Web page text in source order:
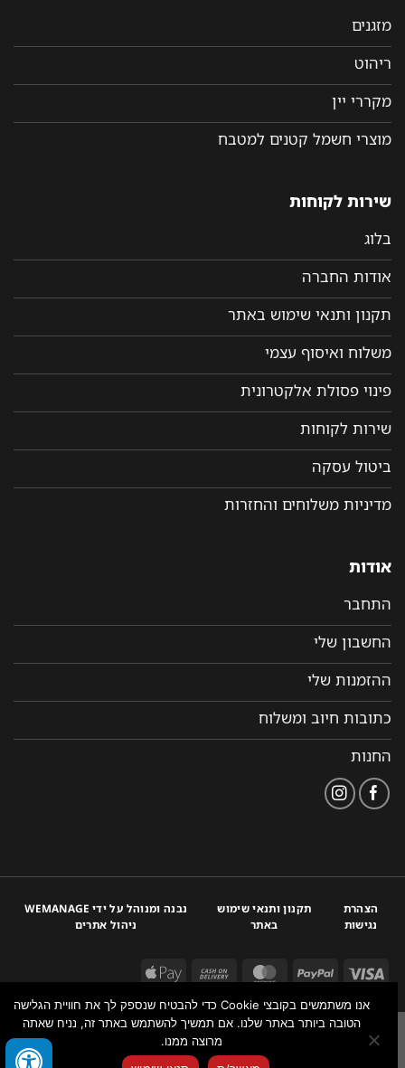
מזגנים
ריהוט
מקררי יין
מוצרי חשמל קטנים למטבח
שירות לקוחות
בלוג
אודות החברה
תקנון ותנאי שימוש באתר
משלוח ואיסוף עצמי
פינוי פסולת אלקטרונית
שירות לקוחות
ביטול עסקה
מדיניות משלוחים והחזרות
אודות
התחבר
החשבון שלי
ההזמנות שלי
כתובות חיוב ומשלוח
החנות
הצהרת
נגישות
תקנון ותנאי שימוש
באתר
נבנה ומנוהל על ידי WEMANAGE
ניהול אתרים
אנו משתמשים בקובצי Cookie כדי להבטיח שנספק לך את חוויית הגלישה
הטובה ביותר באתר שלנו. אם תמשיך להשתמש באתר זה, נניח שאתה
מרוצה ממנו.
צור איתנו קשר